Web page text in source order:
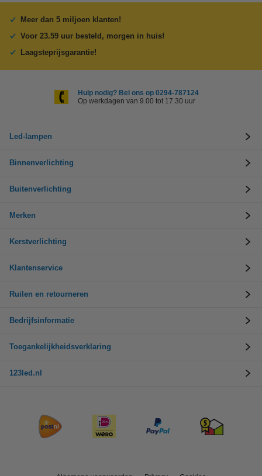
Meer dan 5 miljoen klanten!
Voor 23.59 uur besteld, morgen in huis!
Laagsteprijsgarantie!
Hulp nodig? Bel ons op 0294-787124
Op werkdagen van 9.00 tot 17.30 uur
Led-lampen
Binnenverlichting
Buitenverlichting
Merken
Kerstverlichting
Klantenservice
Ruilen en retourneren
Bedrijfsinformatie
Toegankelijkheidsverklaring
123led.nl